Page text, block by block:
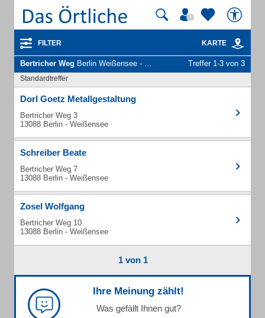
FILTER KARTE
Bertricher Weg Berlin Weißensee - Unternehmen und Personen Treffer 1-3 von 3
Standardtreffer
Dorl Goetz Metallgestaltung
Bertricher Weg 3
13088 Berlin - Weißensee
Schreiber Beate
Bertricher Weg 7
13088 Berlin - Weißensee
Zosel Wolfgang
Bertricher Weg 10
13088 Berlin - Weißensee
1 von 1
Ihre Meinung zählt!
Was gefällt Ihnen gut?